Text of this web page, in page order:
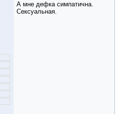
А мне дефка симпатична.
Сексуальная.